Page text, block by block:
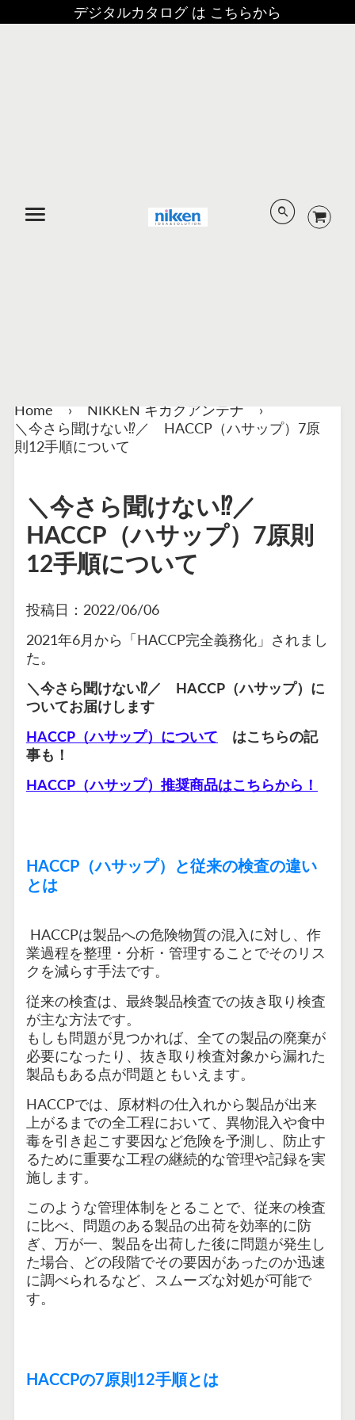
デジタルカタログ は こちらから
Home › NIKKEN キカクアンテナ
›
＼今さら聞けない⁉／ HACCP（ハサップ）7原
則12手順について
＼今さら聞けない⁉／
HACCP（ハサップ）7原則
12手順について
投稿日： 2022/06/06
2021年6月から「HACCP完全義務化」されまし
た。
＼今さら聞けない⁉／ HACCP（ハサップ）に
ついてお届けします
HACCP（ハサップ）について はこちらの記
事も！
HACCP（ハサップ）推奨商品はこちらから！
HACCP（ハサップ）と従来の検査の違い
とは
HACCPは製品への危険物質の混入に対し、作
業過程を整理・分析・管理することでそのリス
クを減らす手法です。
従来の検査は、最終製品検査での抜き取り検査
が主な方法です。
もしも問題が見つかれば、全ての製品の廃棄が
必要になったり、抜き取り検査対象から漏れた
製品もある点が問題ともいえます。
HACCPでは、原材料の仕入れから製品が出来
上がるまでの全工程において、異物混入や食中
毒を引き起こす要因など危険を予測し、防止す
るために重要な工程の継続的な管理や記録を実
施します。
このような管理体制をとることで、従来の検査
に比べ、問題のある製品の出荷を効率的に防
ぎ、万が一、製品を出荷した後に問題が発生し
た場合、どの段階でその要因があったのか迅速
に調べられるなど、スムーズな対処が可能で
す。
HACCPの7原則12手順とは